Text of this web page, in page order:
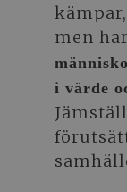
men
i värde